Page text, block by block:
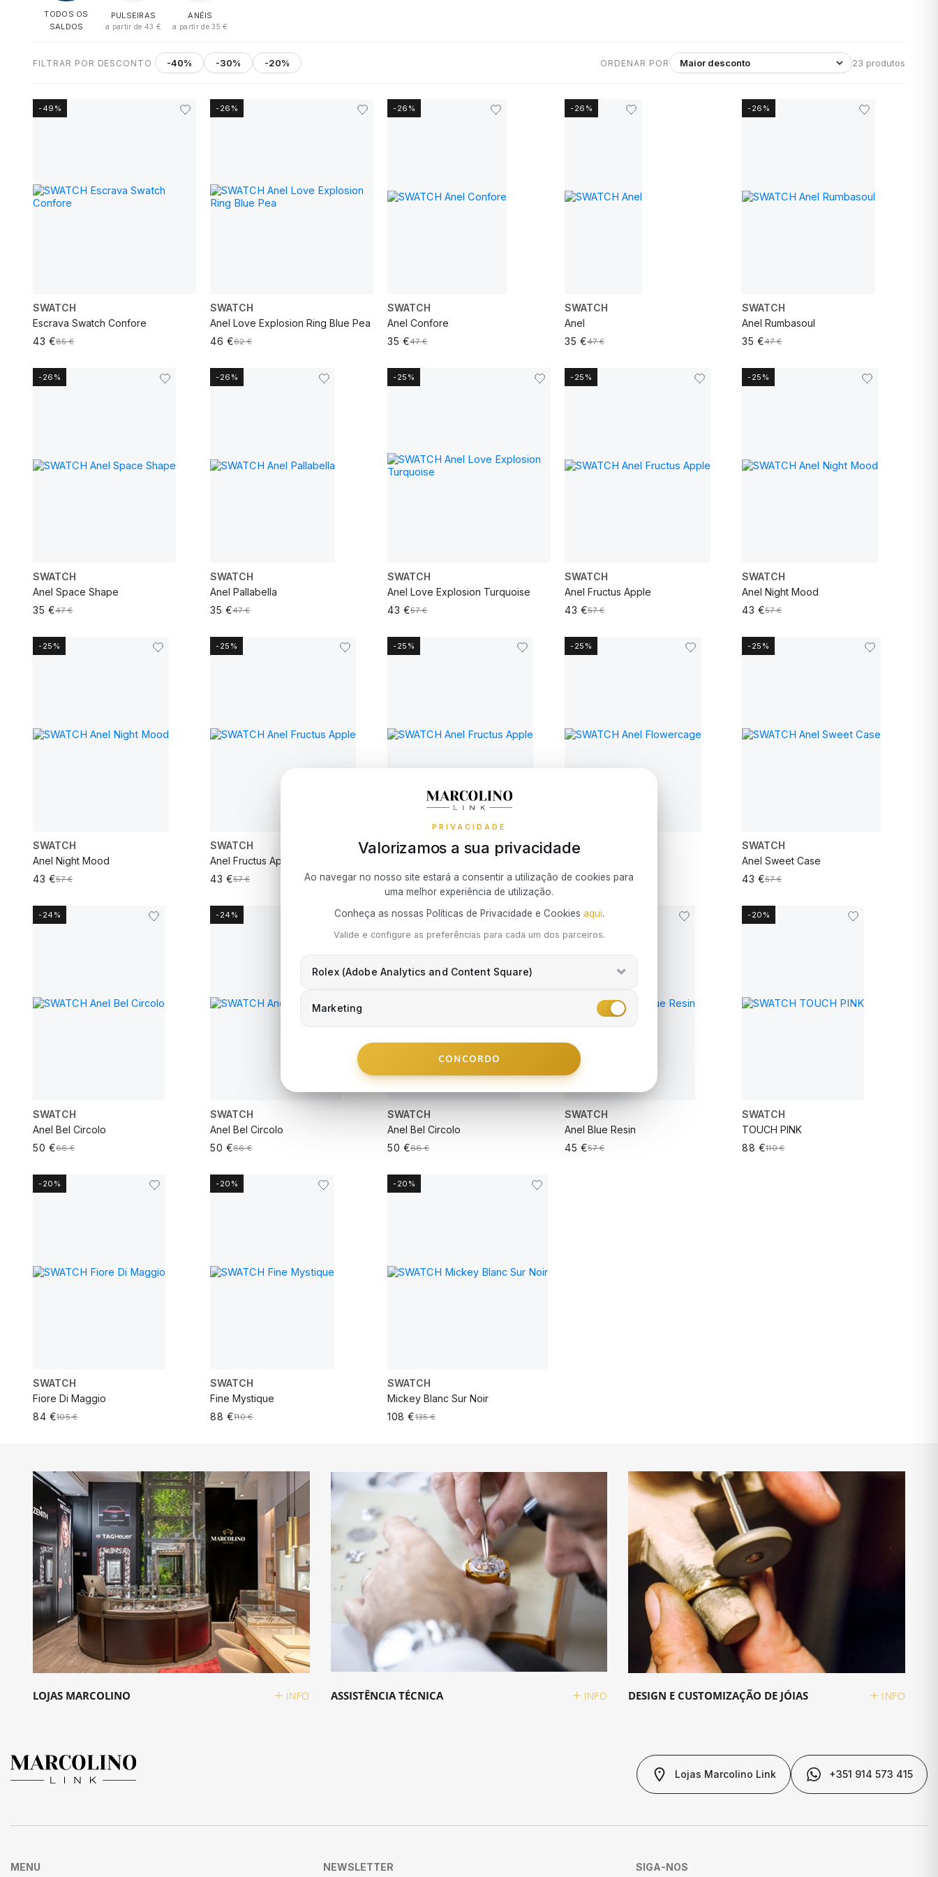
TODOS OS
SALDOS
PULSEIRAS
a partir de 43 €
ANÉIS
a partir de 35 €
FILTRAR POR DESCONTO -40% -30% -20% ORDENAR POR 23 produtos
-49%
SWATCH
Escrava Swatch Confore
43 €85 €
-26%
SWATCH
Anel Love Explosion Ring Blue Pea
46 €62 €
-26%
SWATCH
Anel Confore
35 €47 €
-26%
SWATCH
Anel
35 €47 €
-26%
SWATCH
Anel Rumbasoul
35 €47 €
-26%
SWATCH
Anel Space Shape
35 €47 €
-26%
SWATCH
Anel Pallabella
35 €47 €
-25%
SWATCH
Anel Love Explosion Turquoise
43 €57 €
-25%
SWATCH
Anel Fructus Apple
43 €57 €
-25%
SWATCH
Anel Night Mood
43 €57 €
-25%
SWATCH
Anel Night Mood
43 €57 €
-25%
SWATCH
Anel Fructus Apple
43 €57 €
-25%
SWATCH
43 €57 €
-25%
SWATCH
43 €57 €
-25%
SWATCH
Anel Sweet Case
43 €57 €
-24%
SWATCH
Anel Bel Circolo
50 €66 €
-24%
SWATCH
Anel Bel Circolo
50 €66 €
-24%
SWATCH
Anel Bel Circolo
50 €66 €
-21%
SWATCH
Anel Blue Resin
45 €57 €
-20%
SWATCH
TOUCH PINK
88 €110 €
-20%
SWATCH
Fiore Di Maggio
84 €105 €
ADICIONAR AO CARRINHO
-20%
SWATCH
Fine Mystique
88 €110 €
ADICIONAR AO CARRINHO
-20%
SWATCH
Mickey Blanc Sur Noir
108 €135 €
ADICIONAR AO CARRINHO
LOJAS MARCOLINO INFO ASSISTÊNCIA TÉCNICA INFO DESIGN E CUSTOMIZAÇÃO DE JÓIAS INFO
Lojas Marcolino Link +351 914 573 415
MENU NEWSLETTER SIGA-NOS
PRIVACIDADE
Valorizamos a sua privacidade
Ao navegar no nosso site estará a consentir a utilização de cookies para
uma melhor experiência de utilização.
Conheça as nossas Políticas de Privacidade e Cookies aqui.
Valide e configure as preferências para cada um dos parceiros.
Rolex (Adobe Analytics and Content Square)
Marketing
CONCORDO